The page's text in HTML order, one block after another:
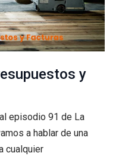
y
episodio 91 de La
a hablar de una
cualquier